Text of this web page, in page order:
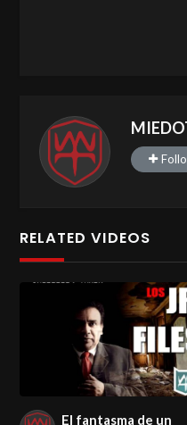
RELATED VIDEOS
El fantasma de un